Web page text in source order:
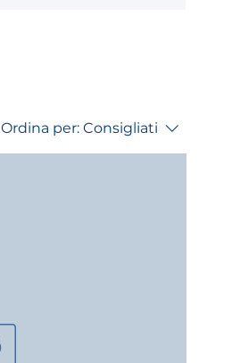
Ordina per: Consigliati